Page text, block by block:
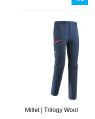
Millet | Trilogy Wool